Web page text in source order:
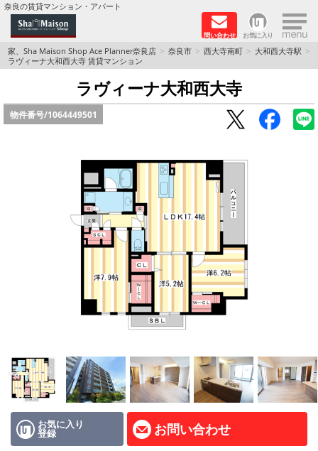
奈良の賃貸マンション・アパート
問い合わせ お気に入り ×
TOPページ
Foreigners welcome！
店長のおすすめ物件
積水ハウス Sha Maison 特集 (奈良北部、木津川
積水ハウス Sha Maison 特集 (奈良南部)
AcePlanner公式ライン
SNS
スタッフ紹介
家、Sha Maison Shop Ace Planner奈良店 奈良市 西大寺南町
大和西大寺駅
ラヴィーナ大和西大寺 賃貸マンション
ラヴィーナ大和西大寺
物件番号/1064449501
お気に入り
登録 お問い合わせ